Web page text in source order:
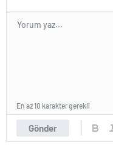
Gönder
En az 10 karakter gerekli